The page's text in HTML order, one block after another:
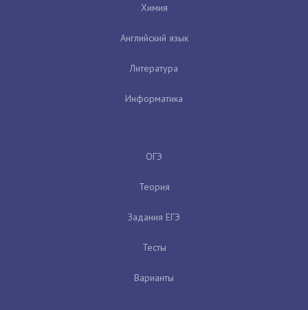
Химия
Английский язык
Литература
Информатика
ОГЭ
Теория
Задания ЕГЭ
Тесты
Варианты